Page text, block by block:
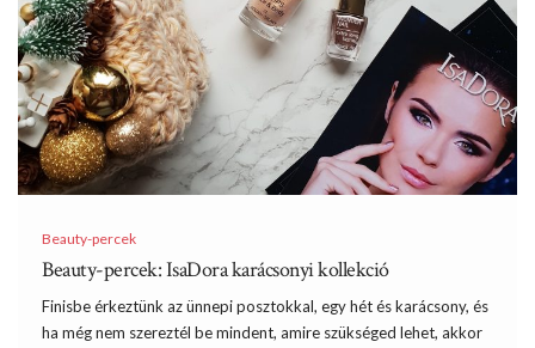
Beauty-percek
Beauty-percek: IsaDora karácsonyi kollekció
Finisbe érkeztünk az ünnepi posztokkal, egy hét és karácsony, és
ha még nem szereztél be mindent, amire szükséged lehet, akkor